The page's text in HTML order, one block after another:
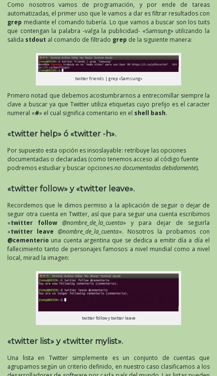
Como nosotros vamos de programación, y por ende de tareas
automatizadas, el primer uso que le vamos a dar es filtrar resultados con
grep mediante el comando tubería. Lo que vamos a buscar son los tuits
que contengan la palabra -valga la publicidad- «Samsung» utilizando la
salida stdout al comando de filtrado grep de la siguiente manera:
twitter friends | grep «Samsung»
Primero notad que debemos acostumbrarnos a entrecomillar siempre la
clave a buscar ya que Twitter utiliza etiquetas cuyo prefijo es el caracter
numeral «#» el cual significa comentario en el shell bash.
«twitter help» ó «twitter -h».
Por supuesto esta opción es insoslayable: retribuye las opciones
documentadas o declaradas (como tenemos acceso al código fuente
podremos estudiar y buscar opcionesno documentadas debidamente).
«twitter follow» y «twitter leave».
Recordemos que le dimos permiso a la aplicación de seguir o dejar de
seguir otra cuenta en Twitter, así que para seguir una cuenta escribimos
«twitter follow @nombre_de_la_cuenta» y para dejar de seguirla
«twitter leave @nombre_de_la_cuenta«. Nosotros la probamos con
@cementerio una cuenta argentina que se dedica a emitir día a día el
fallecimiento tanto de personajes famosos a nivel mundial como a nivel
local, mirad la imagen:
twitter follow y twitter leave
«twitter list» y «twitter mylist».
Una lista en Twitter simplemente es un conjunto de cuentas que
agrupamos según un criterio definido, en nuestro caso clasificamos a los